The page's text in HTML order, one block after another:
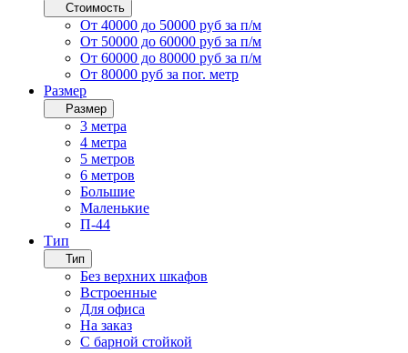
Стоимость
От 40000 до 50000 руб за п/м
От 50000 до 60000 руб за п/м
От 60000 до 80000 руб за п/м
От 80000 руб за пог. метр
Размер
Размер
3 метра
4 метра
5 метров
6 метров
Большие
Маленькие
П-44
Тип
Тип
Без верхних шкафов
Встроенные
Для офиса
На заказ
С барной стойкой